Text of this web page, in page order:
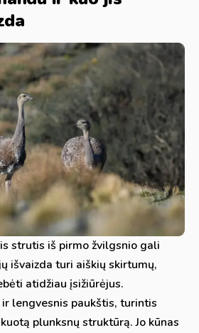
strutis iš pirmo žvilgsnio gali
išvaizda turi aiškių skirtumų,
atidžiau įsižiūrėjus.
lengvesnis paukštis, turintis
plunksnų struktūrą. Jo kūnas